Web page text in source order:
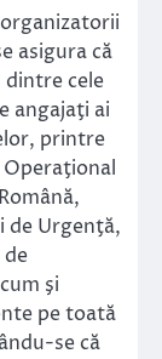
asigura că
cele
angajaţi ai
printre
de Urgenţă,
şi
pe toată
se că